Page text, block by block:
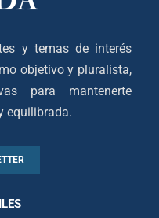
y temas de interés
objetivo y pluralista,
para mantenerte
equilibrada.